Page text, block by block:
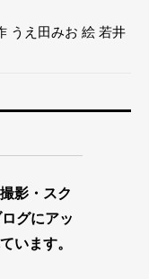
うえ田みお 絵 若井
影・スク
グにアッ
います。